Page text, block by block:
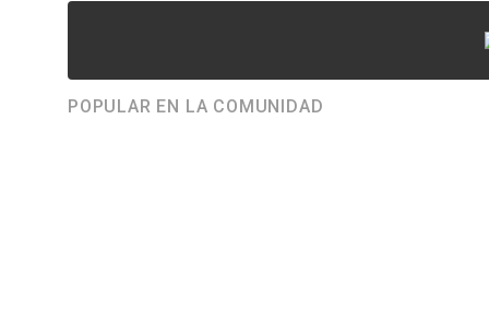
POPULAR EN LA COMUNIDAD